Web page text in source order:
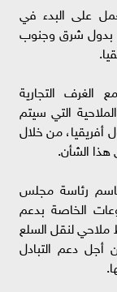
على البدء في
بدول شرق وجنوب
الغرف التجارية
التي سيتم
أفريقيا، من خلال
هذا الشأن.
رئاسة مجلس
الخاصة بدعم
ملاحي لنقل السلع
أجل دعم التبادل